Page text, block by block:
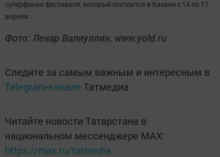
суперфинал фестиваля, который состоится в Казани с 14 по 17
апреля.
Фото: Ленар Валиуллин, www.yold.ru
Следите за самым важным и интересным в
Telegram-канале Татмедиа
Читайте новости Татарстана в
национальном мессенджере MАХ:
https://max.ru/tatmedia